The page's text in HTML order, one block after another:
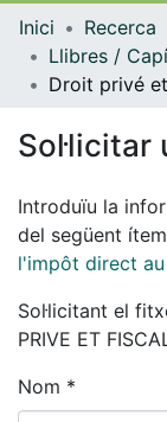
Inici Recerca
Introduïu la
del següent
l'impôt direct
Sol·licitant el
PRIVE ET
Nom *